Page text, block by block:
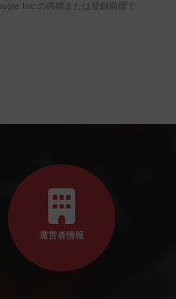
Inc.の商標または登録商標で
運営者情報